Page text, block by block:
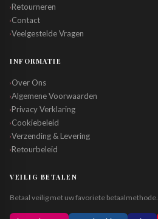
›Retourneren
›Contact
›Veelgestelde Vragen
INFORMATIE
›Over Ons
›Algemene Voorwaarden
›Privacy Verklaring
›Cookiebeleid
›Verzending & Levering
›Retourbeleid
VEILIG BETALEN
Betaal veilig met uw favoriete betaalmethode.